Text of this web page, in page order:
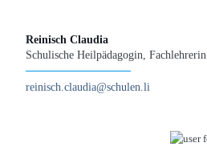
Reinisch Claudia
Schulische Heilpädagogin, Fachlehrerin
reinisch.claudia@schulen.li